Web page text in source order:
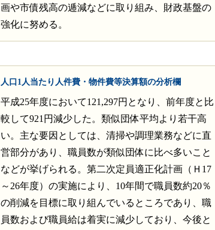
画や市債残高の逓減などに取り組み、財政基盤の
強化に努める。
人口1人当たり人件費・物件費等決算額の分析欄
平成25年度において121,297円となり、前年度と比
較して921円減少した。類似団体平均より若干高
い。主な要因としては、清掃や調理業務などに直
営部分があり、職員数が類似団体に比べ多いこと
などが挙げられる。第二次定員適正化計画（Ｈ17
～26年度）の実施により、10年間で職員数約20％
の削減を目標に取り組んでいるところであり、職
員数および職員給は着実に減少しており、今後と